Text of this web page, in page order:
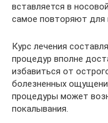
вставляется в
самое повторяют для
Курс лечения
процедур вполне
избавиться от
болезненных
процедуры может
покалывания.